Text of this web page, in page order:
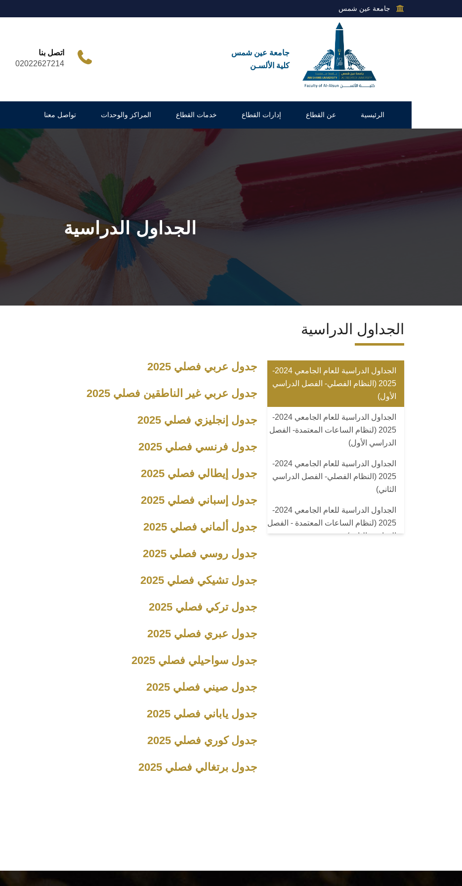
جامعة عين شمس
جامعة عين شمس
كلية الألسـن
اتصل بنا
02022627214
الرئيسية عن القطاع إدارات القطاع خدمات القطاع المراكز والوحدات تواصل معنا
الجداول الدراسية
الجداول الدراسية
الجداول الدراسية للعام الجامعي 2024-
2025 (النظام الفصلي- الفصل الدراسي
الأول)
الجداول الدراسية للعام الجامعي 2024-
2025 (لنظام الساعات المعتمدة- الفصل
الدراسي الأول)
الجداول الدراسية للعام الجامعي 2024-
2025 (النظام الفصلي- الفصل الدراسي
الثاني)
الجداول الدراسية للعام الجامعي 2024-
2025 (لنظام الساعات المعتمدة - الفصل
الدراسي الثاني)
جدول عربي فصلي 2025
جدول عربي غير الناطقين فصلي 2025
جدول إنجليزي فصلي 2025
جدول فرنسي فصلي 2025
جدول إيطالي فصلي 2025
جدول إسباني فصلي 2025
جدول ألماني فصلي 2025
جدول روسي فصلي 2025
جدول تشيكي فصلي 2025
جدول تركي فصلي 2025
جدول عبري فصلي 2025
جدول سواحيلي فصلي 2025
جدول صيني فصلي 2025
جدول ياباني فصلي 2025
جدول كوري فصلي 2025
جدول برتغالي فصلي 2025